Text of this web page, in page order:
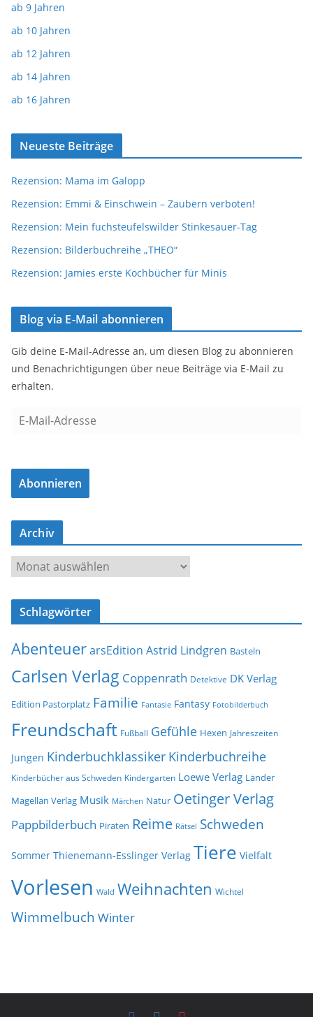
ab 9 Jahren
ab 10 Jahren
ab 12 Jahren
ab 14 Jahren
ab 16 Jahren
Neueste Beiträge
Rezension: Mama im Galopp
Rezension: Emmi & Einschwein – Zaubern verboten!
Rezension: Mein fuchsteufelswilder Stinkesauer-Tag
Rezension: Bilderbuchreihe „THEO“
Rezension: Jamies erste Kochbücher für Minis
Blog via E-Mail abonnieren
Gib deine E-Mail-Adresse an, um diesen Blog zu abonnieren
und Benachrichtigungen über neue Beiträge via E-Mail zu
erhalten.
a
l
-
d
s
e
Abonnieren
Archiv
r
c
v
Schlagwörter
AbenteuerarsEdition Astrid Lindgren Basteln
Carlsen Verlag Coppenrath Detektive DK Verlag
Edition Pastorplatz Familie Fantasie Fantasy Fotobilderbuch
Freundschaft Fußball Gefühle Hexen Jahreszeiten
Jungen Kinderbuchklassiker Kinderbuchreihe
Kinderbücher aus Schweden Kindergarten Loewe Verlag Länder
Magellan Verlag Musik Märchen Natur Oetinger Verlag
Pappbilderbuch Piraten Reime Rätsel Schweden
Sommer Thienemann-Esslinger Verlag Tiere Vielfalt
Vorlesen Wald Weihnachten Wichtel
Wimmelbuch Winter